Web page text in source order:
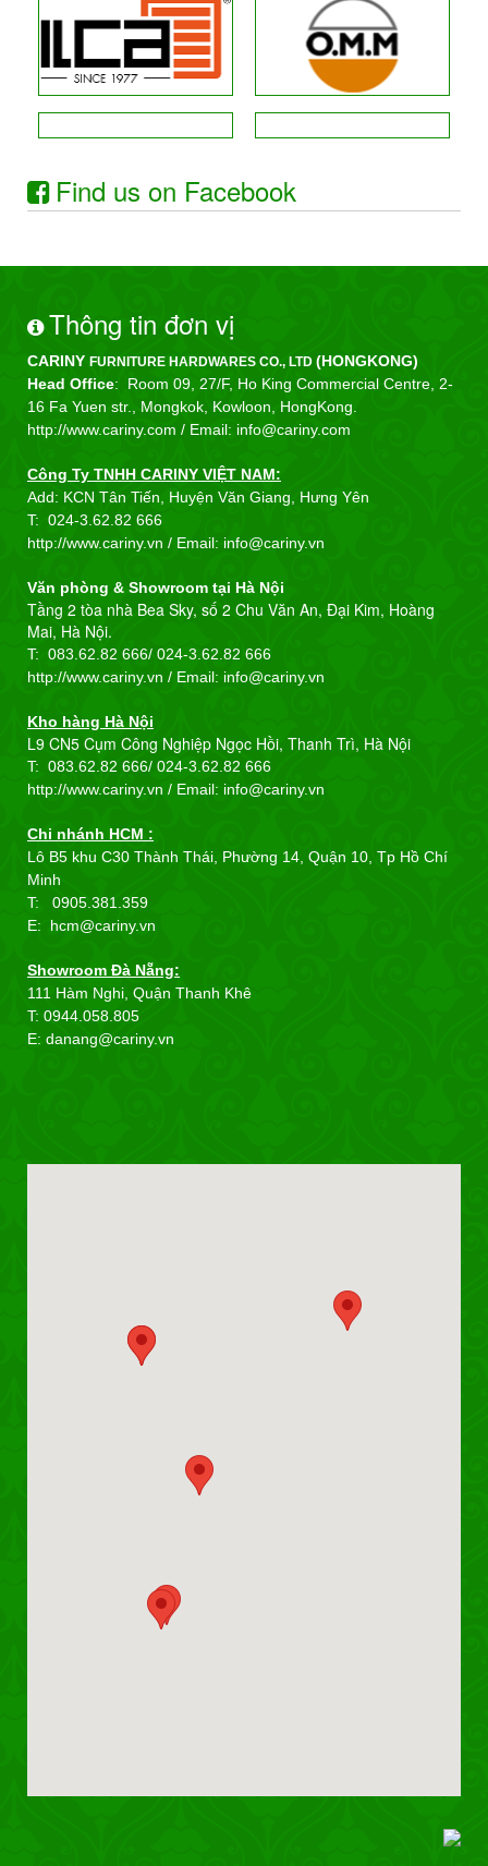
Find us on Facebook
Thông tin đơn vị
CARINY FURNITURE HARDWARES CO., LTD (HONGKONG)
Head Office: Room 09, 27/F, Ho King Commercial Centre, 2-
16 Fa Yuen str., Mongkok, Kowloon, HongKong.
http://www.cariny.com / Email: info@cariny.com
Công Ty TNHH CARINY VIỆT NAM:
Add: KCN Tân Tiến, Huyện Văn Giang, Hưng Yên
T: 024-3.62.82 666
http://www.cariny.vn / Email: info@cariny.vn
Văn phòng & Showroom tại Hà Nội
Tầng 2 tòa nhà Bea Sky, số 2 Chu Văn An, Đại Kim, Hoàng
Mai, Hà Nội.
T: 083.62.82 666/ 024-3.62.82 666
http://www.cariny.vn / Email: info@cariny.vn
Kho hàng Hà Nội
L9 CN5 Cụm Công Nghiệp Ngọc Hồi, Thanh Trì, Hà Nội
T: 083.62.82 666/ 024-3.62.82 666
http://www.cariny.vn / Email: info@cariny.vn
Chi nhánh HCM :
Lô B5 khu C30 Thành Thái, Phường 14, Quận 10, Tp Hồ Chí
Minh
T: 0905.381.359
E: hcm@cariny.vn
Showroom Đà Nẵng:
111 Hàm Nghi, Quận Thanh Khê
T: 0944.058.805
E: danang@cariny.vn